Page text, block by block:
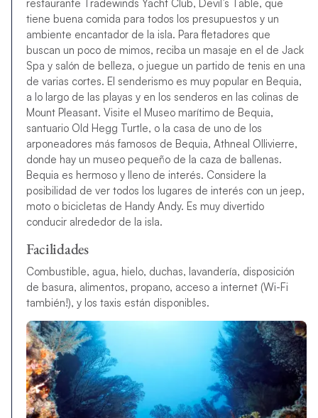
restaurante Tradewinds Yacht Club, Devil’s Table, que
tiene buena comida para todos los presupuestos y un
ambiente encantador de la isla. Para fletadores que
buscan un poco de mimos, reciba un masaje en el de Jack
Spa y salón de belleza, o juegue un partido de tenis en una
de varias cortes. El senderismo es muy popular en Bequia,
a lo largo de las playas y en los senderos en las colinas de
Mount Pleasant. Visite el Museo marítimo de Bequia,
santuario Old Hegg Turtle, o la casa de uno de los
arponeadores más famosos de Bequia, Athneal Ollivierre,
donde hay un museo pequeño de la caza de ballenas.
Bequia es hermoso y lleno de interés. Considere la
posibilidad de ver todos los lugares de interés con un jeep,
moto o bicicletas de Handy Andy. Es muy divertido
conducir alrededor de la isla.
Facilidades
Combustible, agua, hielo, duchas, lavandería, disposición
de basura, alimentos, propano, acceso a internet (Wi-Fi
también!), y los taxis están disponibles.